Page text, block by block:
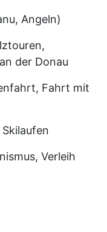
Angeln)
der Donau
Fahrt mit
Verleih